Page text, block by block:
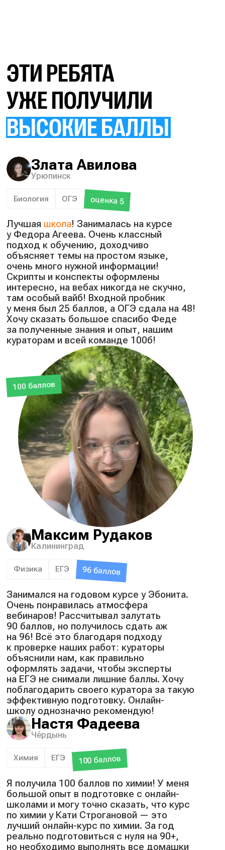
ЭТИ РЕБЯТА
УЖЕ ПОЛУЧИЛИ
ВЫСОКИЕ БАЛЛЫ
Злата Авилова
Урюпинск
Биология ОГЭ оценка 5
Лучшая школа! Занималась на курсе
у Федора Агеева. Очень классный
подход к обучению, доходчиво
объясняет темы на простом языке,
очень много нужной информации!
Скрипты и конспекты оформлены
интересно, на вебах никогда не скучно,
там особый вайб! Входной пробник
у меня был 25 баллов, а ОГЭ сдала на 48!
Хочу сказать большое спасибо Феде
за полученные знания и опыт, нашим
кураторам и всей команде 100б!
100 баллов
Максим Рудаков
Калининград
Физика ЕГЭ 96 баллов
Занимался на годовом курсе у Эбонита.
Очень понравилась атмосфера
вебинаров! Рассчитывал залутать
90 баллов, но получилось сдать аж
на 96! Всё это благодаря подходу
к проверке наших работ: кураторы
объяснили нам, как правильно
оформлять задачи, чтобы эксперты
на ЕГЭ не снимали лишние баллы. Хочу
поблагодарить своего куратора за такую
эффективную подготовку. Онлайн-
школу однозначно рекомендую!
Настя Фадеева
Чéрдынь
Химия ЕГЭ 100 баллов
Я получила 100 баллов по химии! У меня
большой опыт в подготовке с онлайн-
школами и могу точно сказать, что курс
по химии у Кати Строгановой — это
лучший онлайн-курс по химии. За год
реально подготовиться с нуля на 90+,
но необходимо выполнять все домашки